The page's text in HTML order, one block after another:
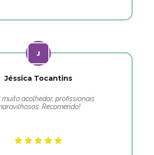
Jéssica Tocantins
muito acolhedor, profissionais
Recomendo!